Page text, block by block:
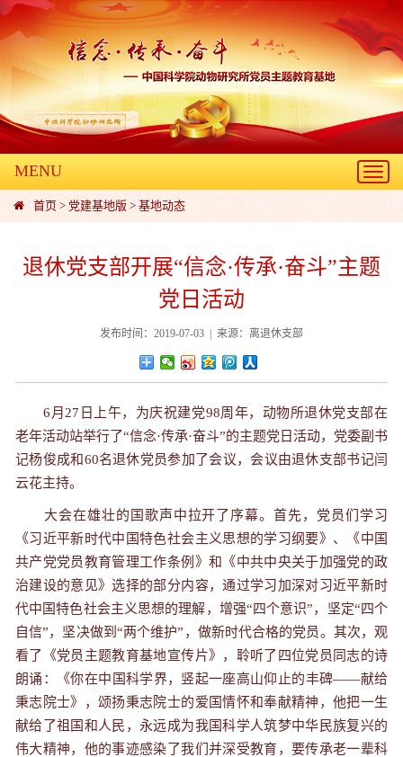
MENU
首页 > 党建基地版 > 基地动态
退休党支部开展“信念·传承·奋斗”主题
党日活动
发布时间：2019-07-03 | 来源：离退休支部
6 月 27 日上午，为庆祝建党98周年，动物所退休党支部在
老年活动站举行了“信念·传承·奋斗”的主题党日活动，党委副书
记杨俊成和60名退休党员参加了会议，会议由退休支部书记闫
云花主持。
大会在雄壮的国歌声中拉开了序幕。首先，党员们学习
《习近平新时代中国特色社会主义思想的学习纲要》、《中国
共产党党员教育管理工作条例》和《中共中央关于加强党的政
治建设的意见》选择的部分内容，通过学习加深对习近平新时
代中国特色社会主义思想的理解，增强“四个意识”，坚定“四个
自信”，坚决做到“两个维护”，做新时代合格的党员。其次，观
看了《党员主题教育基地宣传片》，聆听了四位党员同志的诗
朗诵：《你在中国科学界，竖起一座高山仰止的丰碑——献给
秉志院士》，颂扬秉志院士的爱国情怀和奉献精神，他把一生
献给了祖国和人民，永远成为我国科学人筑梦中华民族复兴的
伟大精神，他的事迹感染了我们并深受教育，要传承老一辈科